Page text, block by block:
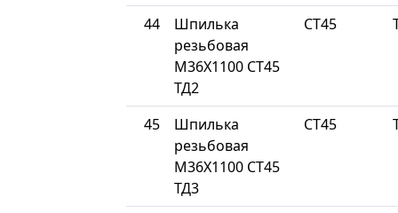
44
Шпилька
резьбовая
М36Х1100 СТ45
ТД2
СТ45
45
Шпилька
резьбовая
М36Х1100 СТ45
ТД3
СТ45